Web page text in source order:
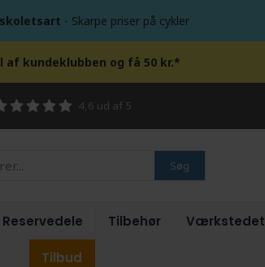
- Skarpe priser på cykler
af kundeklubben og få 50 kr.*
4,6 ud af 5
Søg
Reservedele Tilbehør Værkstedet
Tilbud